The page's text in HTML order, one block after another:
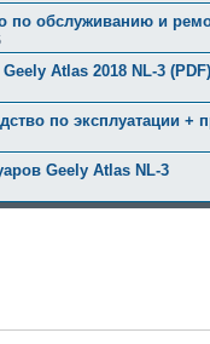
по обслуживанию и
Atlas 2018 NL-3 (PDF)
по эксплуатации +
Geely Atlas NL-3